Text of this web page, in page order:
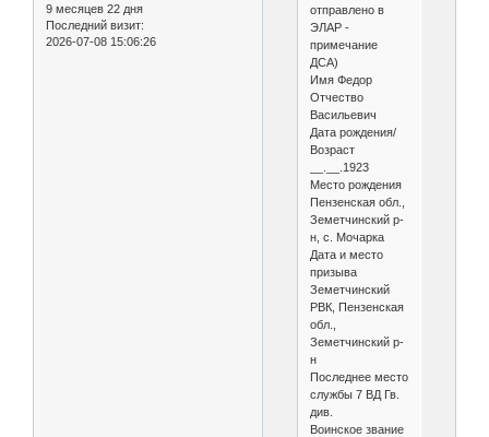
9 месяцев 22 дня
Последний визит:
2026-07-08 15:06:26
отправлено в
ЭЛАР -
примечание
ДСА)
Имя Федор
Отчество
Васильевич
Дата рождения/
Возраст
__.__.1923
Место рождения
Пензенская обл.,
Земетчинский р-
н, с. Мочарка
Дата и место
призыва
Земетчинский
РВК, Пензенская
обл.,
Земетчинский р-
н
Последнее место
службы 7 ВД Гв.
див.
Воинское звание